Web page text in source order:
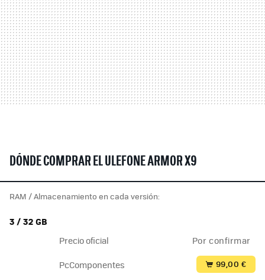
DÓNDE COMPRAR EL ULEFONE ARMOR X9
RAM / Almacenamiento en cada versión:
3 / 32 GB
Precio oficial Por confirmar
PcComponentes 99,00 €